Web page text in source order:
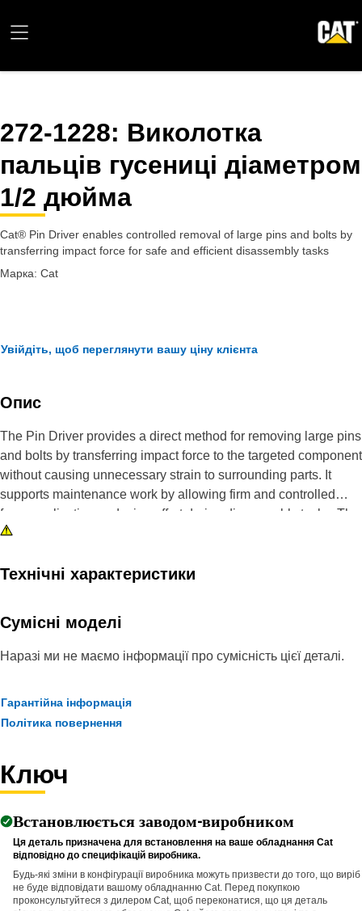
272-1228: Виколотка
пальців гусениці діаметром
1/2 дюйма
Cat® Pin Driver enables controlled removal of large pins and bolts by
transferring impact force for safe and efficient disassembly tasks
Марка: Cat
Увійдіть, щоб переглянути вашу ціну клієнта
Опис
The Pin Driver provides a direct method for removing large pins
and bolts by transferring impact force to the targeted component
without causing unnecessary strain to surrounding parts. It
supports maintenance work by allowing firm and controlled
force application, reducing effort during disassembly tasks. The
driver helps in handling tightly fitted or seized pins by delivering
the chances of surface damage. The tool helps maintain
Attributes:
• Helps avoid damage to surrounding components during
impact.
up to 7/8 inch (22.23 mm) in diameter.
The Pin Driver is used in service areas where large pins and
bolts are installed within assemblies and applied directly
against the pin or bolt to transfer impact force for removal.
Технічні характеристики
Сумісні моделі
Наразі ми не маємо інформації про сумісність цієї деталі.
Гарантійна інформація
Політика повернення
Ключ
Встановлюється заводом-виробником
Ця деталь призначена для встановлення на ваше обладнання Cat
відповідно до специфікацій виробника.
Будь-які зміни в конфігурації виробника можуть призвести до того, що виріб
не буде відповідати вашому обладнанню Cat. Перед покупкою
проконсультуйтеся з дилером Cat, щоб переконатися, що ця деталь